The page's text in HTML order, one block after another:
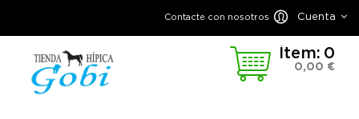
Cuenta
Contacte con nosotros
Ítem: 0
0,00 €